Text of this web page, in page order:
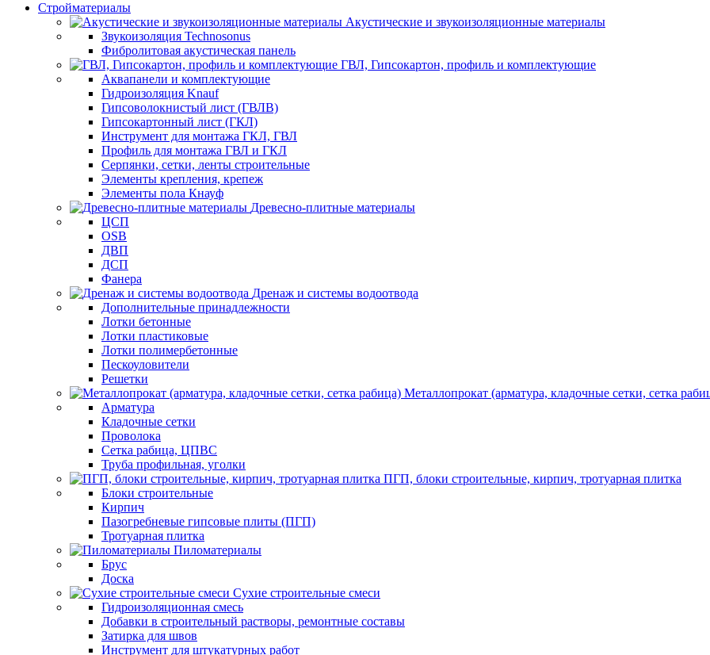
Стройматериалы
Акустические и звукоизоляционные материалы
Звукоизоляция Technosonus
Фибролитовая акустическая панель
ГВЛ, Гипсокартон, профиль и комплектующие
Аквапанели и комплектующие
Гидроизоляция Knauf
Гипсоволокнистый лист (ГВЛВ)
Гипсокартонный лист (ГКЛ)
Инструмент для монтажа ГКЛ, ГВЛ
Профиль для монтажа ГВЛ и ГКЛ
Серпянки, сетки, ленты строительные
Элементы крепления, крепеж
Элементы пола Кнауф
Древесно-плитные материалы
ЦСП
OSB
ДВП
ДСП
Фанера
Дренаж и системы водоотвода
Дополнительные принадлежности
Лотки бетонные
Лотки пластиковые
Лотки полимербетонные
Пескоуловители
Решетки
Металлопрокат (арматура, кладочные сетки, сетка
Арматура
Кладочные сетки
Проволока
Сетка рабица, ЦПВС
Труба профильная, уголки
ПГП, блоки строительные, кирпич, тротуарная плитка
Блоки строительные
Кирпич
Пазогребневые гипсовые плиты (ПГП)
Тротуарная плитка
Пиломатериалы
Брус
Доска
Сухие строительные смеси
Гидроизоляционная смесь
Добавки в строительный растворы, ремонтные составы
Затирка для швов
Инструмент для штукатурных работ